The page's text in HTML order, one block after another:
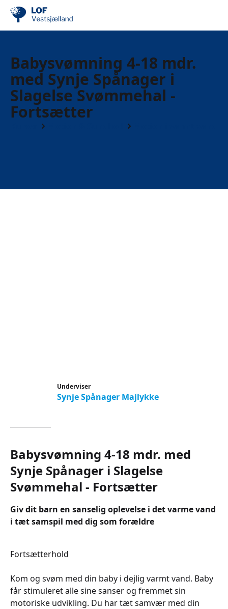
Babysvømning 4-18 mdr.
med Synje Spånager i
Slagelse Svømmehal -
Fortsætter
Underviser
Synje Spånager Majlykke
Babysvømning 4-18 mdr. med
Synje Spånager i Slagelse
Svømmehal - Fortsætter
Giv dit barn en sanselig oplevelse i det varme vand
i tæt samspil med dig som forældre
Fortsætterhold
Kom og svøm med din baby i dejlig varmt vand. Baby
får stimuleret alle sine sanser og fremmet sin
motoriske udvikling. Du har tæt samvær med din